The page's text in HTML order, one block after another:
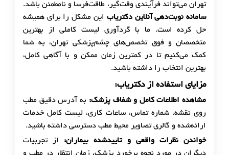
تهران می‌تواند فرآیندی وقت‌گیر، طاقت‌فرسا و نامطمئن باشد.
سامانه نوبت‌دهی آنلاین دکتریاب این مشکل را برای همیشه
حل کرده است. ما با گردآوری لیست کاملی از بهترین
متخصصان و فوق تخصص‌های چشم‌پزشکی تهران، به شما
کمک می‌کنیم تا در کمترین زمان ممکن و با آگاهی کامل،
بهترین انتخاب را داشته باشید.
مزایای استفاده از دکتریاب:
مشاهده اطلاعات کامل و شفاف پزشک: به آدرس دقیق مطب
روی نقشه، شماره تماس، ساعات کاری، لیست کامل خدمات
ارائه‌شده و گالری تصاویر محیط مطب دسترسی داشته باشید.
خواندن نظرات واقعی و تاییدشده بیماران: از تجربیات
دیگران در مورد نحوه برخورد پزشک، زمان انتظار در مطب و